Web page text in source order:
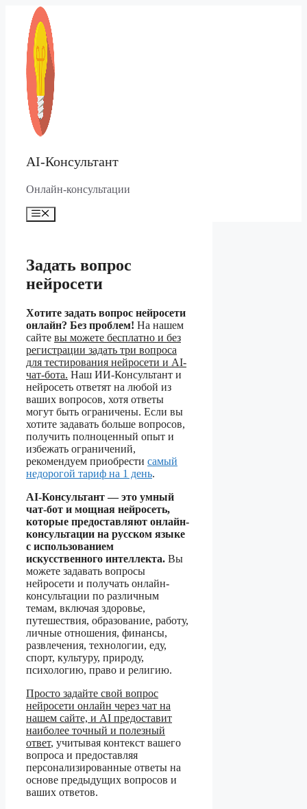
Перейти
содержимому
AI-Консультант
Онлайн-консультации
Меню
Задать вопрос
нейросети
Хотите задать вопрос нейросети
онлайн? Без проблем! На нашем
сайте вы можете бесплатно и без
регистрации задать три вопроса
для тестирования нейросети и AI-
чат-бота. Наш ИИ-Консультант и
нейросеть ответят на любой из
ваших вопросов, хотя ответы
могут быть ограничены. Если вы
хотите задавать больше вопросов,
получить полноценный опыт и
избежать ограничений,
рекомендуем приобрести самый
недорогой тариф на 1 день.
AI-Консультант — это умный
чат-бот и мощная нейросеть,
которые предоставляют онлайн-
консультации на русском языке
с использованием
искусственного интеллекта. Вы
можете задавать вопросы
нейросети и получать онлайн-
консультации по различным
темам, включая здоровье,
путешествия, образование, работу,
личные отношения, финансы,
развлечения, технологии, еду,
спорт, культуру, природу,
психологию, право и религию.
Просто задайте свой вопрос
нейросети онлайн через чат на
нашем сайте, и AI предоставит
наиболее точный и полезный
ответ, учитывая контекст вашего
вопроса и предоставляя
персонализированные ответы на
основе предыдущих вопросов и
ваших ответов.